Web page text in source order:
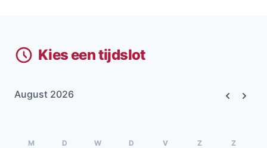
Kies een tijdslot
August 2026
M D W D V Z Z